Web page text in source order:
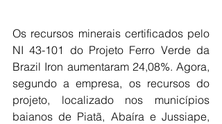
Os recursos minerais certificados pelo
NI 43-101 do Projeto Ferro Verde da
Brazil Iron aumentaram 24,08%. Agora,
segundo a empresa, os recursos do
projeto, localizado nos municípios
baianos de Piatã, Abaíra e Jussiape,